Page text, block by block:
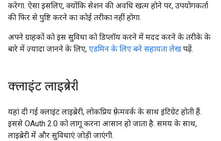
करेगा. ऐसा इसलिए, क्योंकि सेशन की अवधि खत्म होने पर, उपयोगकर्ता
की फिर से पुष्टि करने का कोई तरीका नहीं होगा.
अपने ग्राहकों को इस सुविधा को डिप्लॉय करने में मदद करने के तरीके के
बारे में ज़्यादा जानने के लिए, एडमिन के लिए बने सहायता लेखपढ़ें.
क्लाइंट लाइब्रेरी
यहां दी गई क्लाइंट लाइब्रेरी, लोकप्रिय फ़्रेमवर्क के साथ इंटिग्रेट होती हैं.
इससे OAuth 2.0 को लागू करना आसान हो जाता है. समय के साथ,
लाइब्रेरी में और सुविधाएं जोड़ी जाएंगी.